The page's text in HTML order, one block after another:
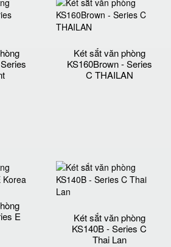
Két sắt văn phòng
KS160Brown - Series
C THAILAN
E
Két sắt văn phòng
KS140B - Series C
Thai Lan